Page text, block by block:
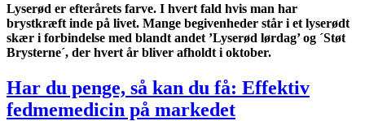
Lyserød er efterårets farve. I hvert fald hvis man har
brystkræft inde på livet. Mange begivenheder står i et lyserødt
skær i forbindelse med blandt andet ’Lyserød lørdag’ og ´Støt
Brysterne´, der hvert år bliver afholdt i oktober.
Har du penge, så kan du få: Effektiv
fedmemedicin på markedet